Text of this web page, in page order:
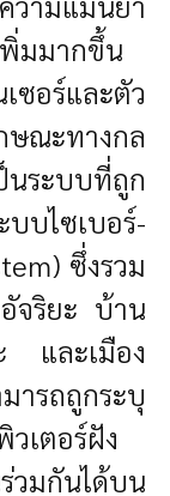
พิ่มมากขึ้น
อร์และตัว
ณะทางกล
นระบบที่ถูก
บไซเบอร์-
ซึ่งรวม
จริยะ บ้าน
และเมือง
ารถถูกระบุ
เตอร์ฝัง
มกันได้บน